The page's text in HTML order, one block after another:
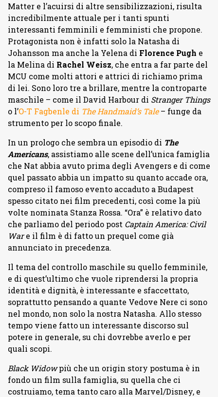
Matter e l’acuirsi di altre sensibilizzazioni, risulta
incredibilmente attuale per i tanti spunti
interessanti femminili e femministi che propone.
Protagonista non è infatti solo la Natasha di
Johansson ma anche la Yelena di Florence Pugh e
la Melina di Rachel Weisz, che entra a far parte del
MCU come molti attori e attrici di richiamo prima
di lei. Sono loro tre a brillare, mentre la controparte
maschile – come il David Harbour di Stranger Things
o l’O-T Fagbenle di The Handmaid’s Tale– funge da
strumento per lo scopo finale.
In un prologo che sembra un episodio di The
Americans, assistiamo alle scene dell’unica famiglia
che Nat abbia avuto prima degli Avengers e di come
quel passato abbia un impatto su quanto accade ora,
compreso il famoso evento accaduto a Budapest
spesso citato nei film precedenti, così come la più
volte nominata Stanza Rossa. “Ora” è relativo dato
che parliamo del periodo post Captain America: Civil
Ware il film è di fatto un prequel come già
annunciato in precedenza.
Il tema del controllo maschile su quello femminile,
e di quest’ultimo che vuole riprendersi la propria
identità e dignità, è interessante e sfaccettato,
soprattutto pensando a quante Vedove Nere ci sono
nel mondo, non solo la nostra Natasha. Allo stesso
tempo viene fatto un interessante discorso sul
potere in generale, su chi dovrebbe averlo e per
quali scopi.
Black Widowpiù che un origin story postuma è in
fondo un film sulla famiglia, su quella che ci
costruiamo, tema tanto caro alla Marvel/Disney, e